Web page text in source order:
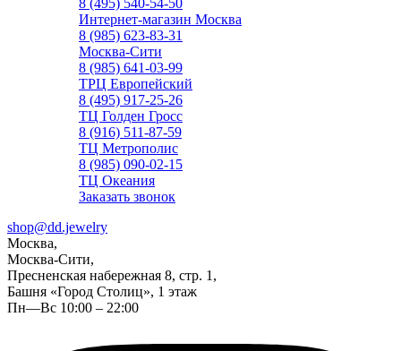
8 (495) 540-54-50
Интернет-магазин Москва
8 (985) 623-83-31
Москва-Сити
8 (985) 641-03-99
ТРЦ Европейский
8 (495) 917-25-26
ТЦ Голден Гросс
8 (916) 511-87-59
ТЦ Метрополис
8 (985) 090-02-15
ТЦ Океания
Заказать звонок
shop@dd.jewelry
Москва,
Москва-Сити,
Пресненская набережная 8, стр. 1,
Башня «Город Столиц», 1 этаж
Пн—Вс 10:00 – 22:00